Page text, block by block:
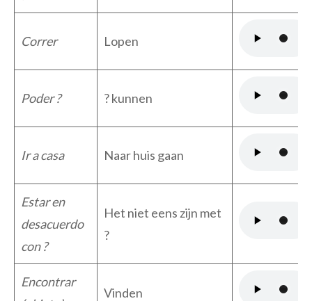
Correr Lopen
Poder ? ? kunnen
Ir a casa Naar huis gaan
Estar en
desacuerdo
con ?
Het niet eens zijn met
?
Encontrar
Vinden